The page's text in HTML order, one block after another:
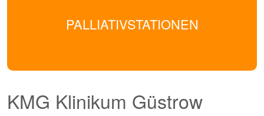
PALLIATIVSTATIONEN
KMG Klinikum Güstrow